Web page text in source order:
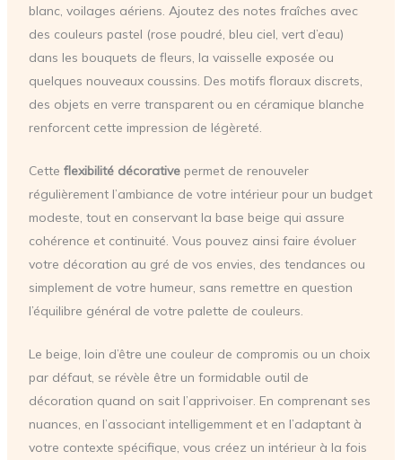
blanc, voilages aériens. Ajoutez des notes fraîches avec
des couleurs pastel (rose poudré, bleu ciel, vert d’eau)
dans les bouquets de fleurs, la vaisselle exposée ou
quelques nouveaux coussins. Des motifs floraux discrets,
des objets en verre transparent ou en céramique blanche
renforcent cette impression de légèreté.
Cette flexibilité décorativepermet de renouveler
régulièrement l’ambiance de votre intérieur pour un budget
modeste, tout en conservant la base beige qui assure
cohérence et continuité. Vous pouvez ainsi faire évoluer
votre décoration au gré de vos envies, des tendances ou
simplement de votre humeur, sans remettre en question
l’équilibre général de votre palette de couleurs.
Le beige, loin d’être une couleur de compromis ou un choix
par défaut, se révèle être un formidable outil de
décoration quand on sait l’apprivoiser. En comprenant ses
nuances, en l’associant intelligemment et en l’adaptant à
votre contexte spécifique, vous créez un intérieur à la fois